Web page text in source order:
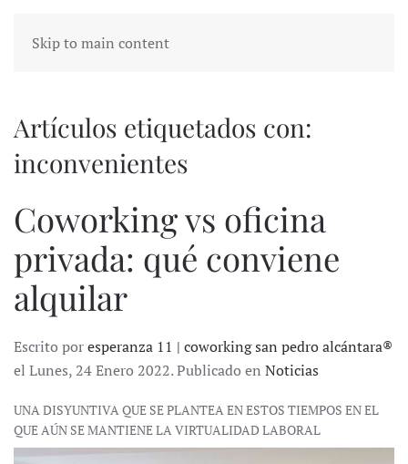
Skip to main content
Artículos etiquetados con:
inconvenientes
Coworking vs oficina
privada: qué conviene
alquilar
Escrito poresperanza 11 | coworking san pedro alcántara®
el Lunes, 24 Enero 2022. Publicado en Noticias
UNA DISYUNTIVA QUE SE PLANTEA EN ESTOS TIEMPOS EN EL
QUE AÚN SE MANTIENE LA VIRTUALIDAD LABORAL